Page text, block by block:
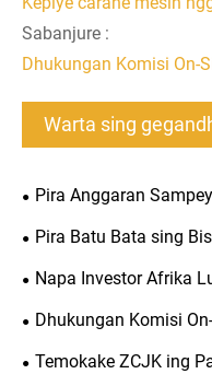
Sabanjure :
Dhukungan Komisi On-
Warta sing
Pira Anggaran
Bata? Suwene suwene
Pira Batu Bata sing
Saben Dina?
Napa Investor Afrika
Otomatis ing 2026
Dhukungan Komisi
Temokake ZCJK ing